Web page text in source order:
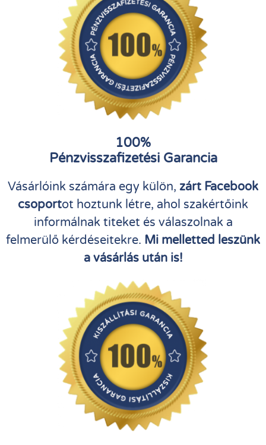
100%
Pénzvisszafizetési Garancia
Vásárlóink számára egy külön, zárt Facebook
csoportot hoztunk létre, ahol szakértőink
informálnak titeket és válaszolnak a
felmerülő kérdéseitekre. Mi melletted leszünk
a vásárlás után is!